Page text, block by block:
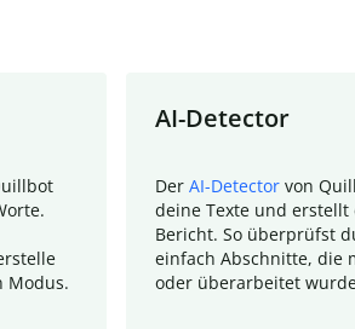
Modus.
AI-Detector
Der AI-Detector von
deine Texte und
Bericht. So überprüfst
einfach Abschnitte, die
oder überarbeitet